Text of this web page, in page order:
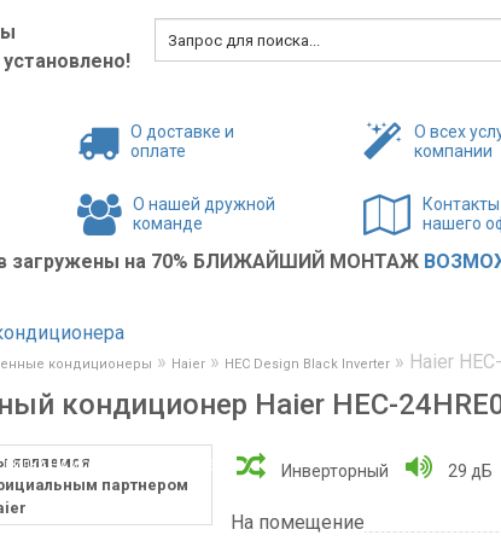
О доставке и
оплате
О всех
компании
О нашей дружной
команде
Контакты
нашего
загружены на 70% БЛИЖАЙШИЙ МОНТАЖ
кондиционеры » Haier» HEC Design Black Inverter» Haier
кондиционер Haier HEC-
являемся
партнером
Инверторный 29 дБ
На помещение